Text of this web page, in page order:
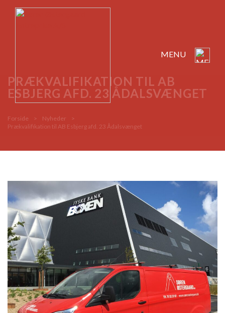
MENU
PRÆKVALIFIKATION TIL AB
ESBJERG AFD. 23 ÅDALSVÆNGET
Forside > Nyheder
>
Prækvalifikation til AB Esbjerg afd. 23 Ådalsvænget